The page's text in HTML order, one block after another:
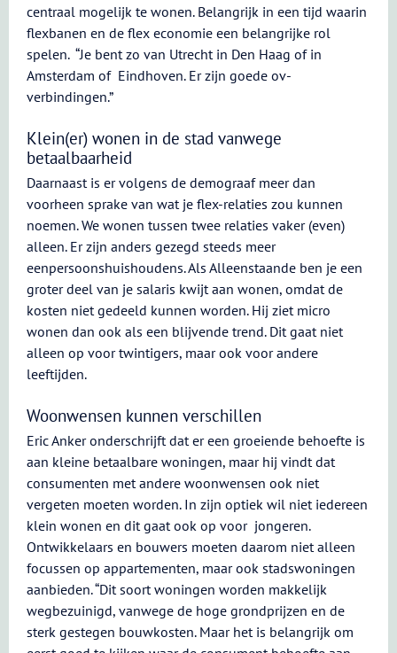
centraal mogelijk te wonen. Belangrijk in een tijd waarin
flexbanen en de flex economie een belangrijke rol
spelen. “Je bent zo van Utrecht in Den Haag of in
Amsterdam of Eindhoven. Er zijn goede ov-
verbindingen.”
Klein(er) wonen in de stad vanwege
betaalbaarheid
Daarnaast is er volgens de demograaf meer dan
voorheen sprake van wat je flex-relaties zou kunnen
noemen. We wonen tussen twee relaties vaker (even)
alleen. Er zijn anders gezegd steeds meer
eenpersoonshuishoudens. Als Alleenstaande ben je een
groter deel van je salaris kwijt aan wonen, omdat de
kosten niet gedeeld kunnen worden. Hij ziet micro
wonen dan ook als een blijvende trend. Dit gaat niet
alleen op voor twintigers, maar ook voor andere
leeftijden.
Woonwensen kunnen verschillen
Eric Anker onderschrijft dat er een groeiende behoefte is
aan kleine betaalbare woningen, maar hij vindt dat
consumenten met andere woonwensen ook niet
vergeten moeten worden. In zijn optiek wil niet iedereen
klein wonen en dit gaat ook op voor jongeren.
Ontwikkelaars en bouwers moeten daarom niet alleen
focussen op appartementen, maar ook stadswoningen
aanbieden. “Dit soort woningen worden makkelijk
wegbezuinigd, vanwege de hoge grondprijzen en de
sterk gestegen bouwkosten. Maar het is belangrijk om